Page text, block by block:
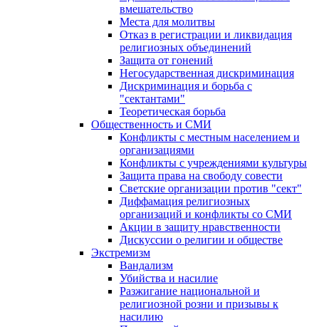
вмешательство
Места для молитвы
Отказ в регистрации и ликвидация
религиозных объединений
Защита от гонений
Негосударственная дискриминация
Дискриминация и борьба с
"сектантами"
Теоретическая борьба
Общественность и СМИ
Конфликты с местным населением и
организациями
Конфликты с учреждениями культуры
Защита права на свободу совести
Светские организации против "сект"
Диффамация религиозных
организаций и конфликты со СМИ
Акции в защиту нравственности
Дискуссии о религии и обществе
Экстремизм
Вандализм
Убийства и насилие
Разжигание национальной и
религиозной розни и призывы к
насилию